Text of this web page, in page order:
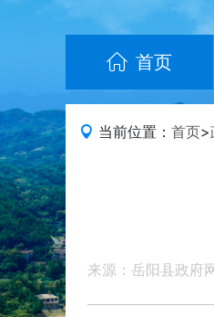
首页
当前位置： 首页>
来源：岳阳县政府